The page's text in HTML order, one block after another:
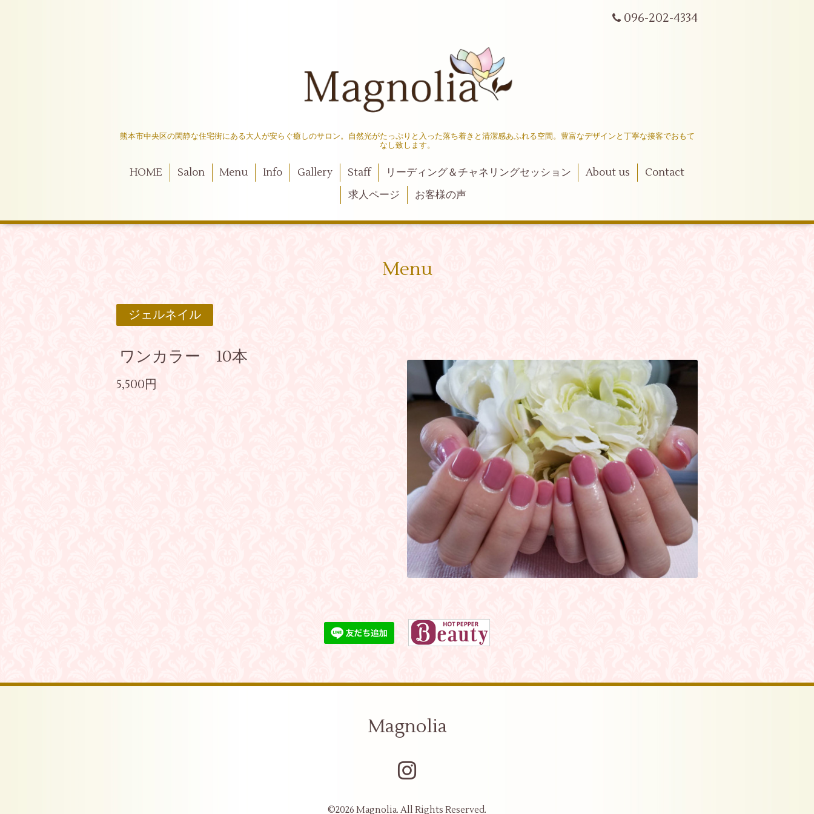
096-202-4334
熊本市中央区の閑静な住宅街にある大人が安らぐ癒しのサロン。自然光がたっぷりと入った落ち着きと清潔感あふれる空間。豊富なデザインと丁寧な接客でおもて
なし致します。
HOME Salon Menu Info Gallery Staff リーディング＆チャネリングセッション About us
Contact
求人ページ
お客様の声
Menu
ジェルネイル
ワンカラー 10本
5,500円
Magnolia
©2026 Magnolia. All Rights Reserved.